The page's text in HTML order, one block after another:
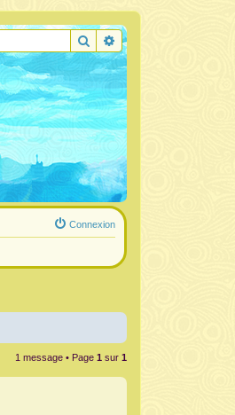
RechercherRecherche avancée
Connexion
1 message • Page 1 sur 1